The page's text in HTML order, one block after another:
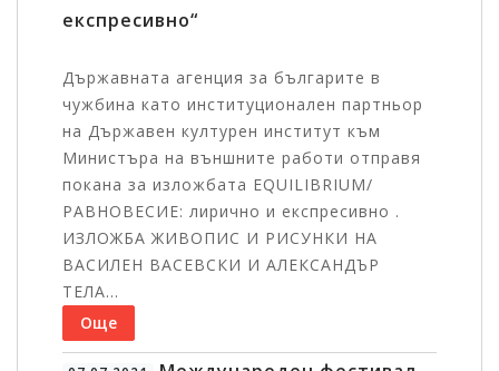
експресивно“
Държавната агенция за българите в
чужбина като институционален партньор
на Държавен културен институт към
Министъра на външните работи отправя
покана за изложбата EQUILIBRIUM/
РАВНОВЕСИЕ: лирично и експресивно .
ИЗЛОЖБА ЖИВОПИС И РИСУНКИ НА
ВАСИЛЕН ВАСЕВСКИ И АЛЕКСАНДЪР
ТЕЛА...
Още